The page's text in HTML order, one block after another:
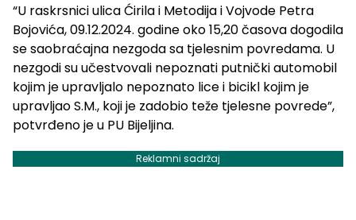
“U raskrsnici ulica Ćirila i Metodija i Vojvode Petra
Bojovića, 09.12.2024. godine oko 15,20 časova dogodila
se saobraćajna nezgoda sa tjelesnim povredama. U
nezgodi su učestvovali nepoznati putnički automobil
kojim je upravljalo nepoznato lice i bicikl kojim je
upravljao S.M., koji je zadobio teže tjelesne povrede”,
potvrđeno je u PU Bijeljina.
Reklamni sadržaj